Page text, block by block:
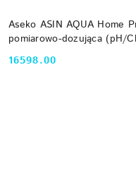
Aseko ASIN AQUA Home
pomiarowo-dozująca (pH/
Cena:
16598.00